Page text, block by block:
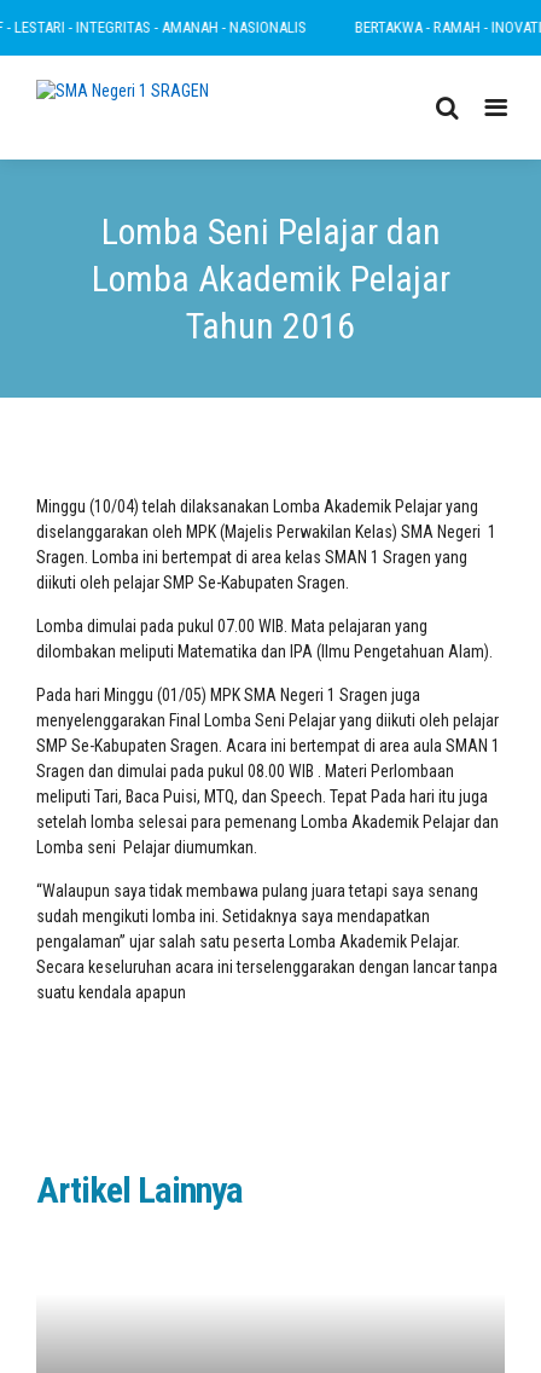
- INTEGRITAS - AMANAH - NASIONALIS BERTAKWA - RAMAH -
Lomba Seni Pelajar dan
Lomba Akademik Pelajar
Tahun 2016
Minggu (10/04) telah dilaksanakan Lomba Akademik Pelajar yang
diselanggarakan oleh MPK (Majelis Perwakilan Kelas) SMA Negeri 1
Sragen. Lomba ini bertempat di area kelas SMAN 1 Sragen yang
diikuti oleh pelajar SMP Se-Kabupaten Sragen.
Lomba dimulai pada pukul 07.00 WIB. Mata pelajaran yang
dilombakan meliputi Matematika dan IPA (Ilmu Pengetahuan Alam).
Pada hari Minggu (01/05) MPK SMA Negeri 1 Sragen juga
menyelenggarakan Final Lomba Seni Pelajar yang diikuti oleh pelajar
SMP Se-Kabupaten Sragen. Acara ini bertempat di area aula SMAN 1
Sragen dan dimulai pada pukul 08.00 WIB . Materi Perlombaan
meliputi Tari, Baca Puisi, MTQ, dan Speech. Tepat Pada hari itu juga
setelah lomba selesai para pemenang Lomba Akademik Pelajar dan
Lomba seni Pelajar diumumkan.
“Walaupun saya tidak membawa pulang juara tetapi saya senang
sudah mengikuti lomba ini. Setidaknya saya mendapatkan
pengalaman” ujar salah satu peserta Lomba Akademik Pelajar.
Secara keseluruhan acara ini terselenggarakan dengan lancar tanpa
suatu kendala apapun
Artikel Lainnya